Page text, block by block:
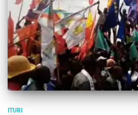
ITURI